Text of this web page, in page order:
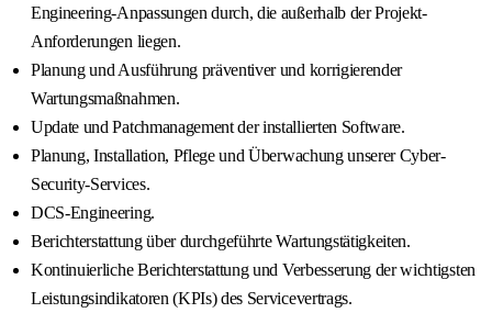
Engineering-Anpassungen durch, die außerhalb der Projekt-
Anforderungen liegen.
Planung und Ausführung präventiver und korrigierender
Wartungsmaßnahmen.
Update und Patchmanagement der installierten Software.
Planung, Installation, Pflege und Überwachung unserer Cyber-
Security-Services.
DCS-Engineering.
Berichterstattung über durchgeführte Wartungstätigkeiten.
Kontinuierliche Berichterstattung und Verbesserung der wichtigsten
Leistungsindikatoren (KPIs) des Servicevertrags.